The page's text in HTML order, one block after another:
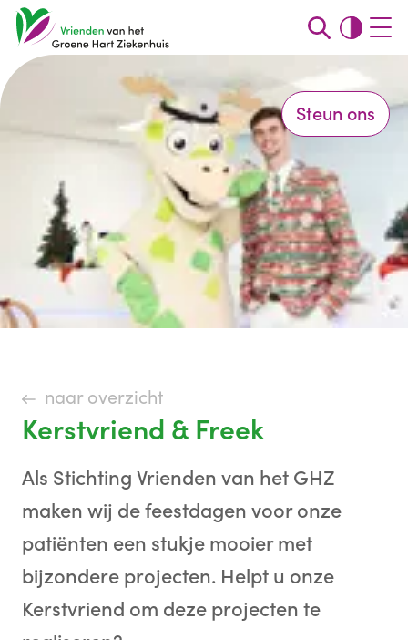
Steun ons
naar overzicht
Kerstvriend & Freek
Als Stichting Vrienden van het GHZ
maken wij de feestdagen voor onze
patiënten een stukje mooier met
bijzondere projecten. Helpt u onze
Kerstvriend om deze projecten te